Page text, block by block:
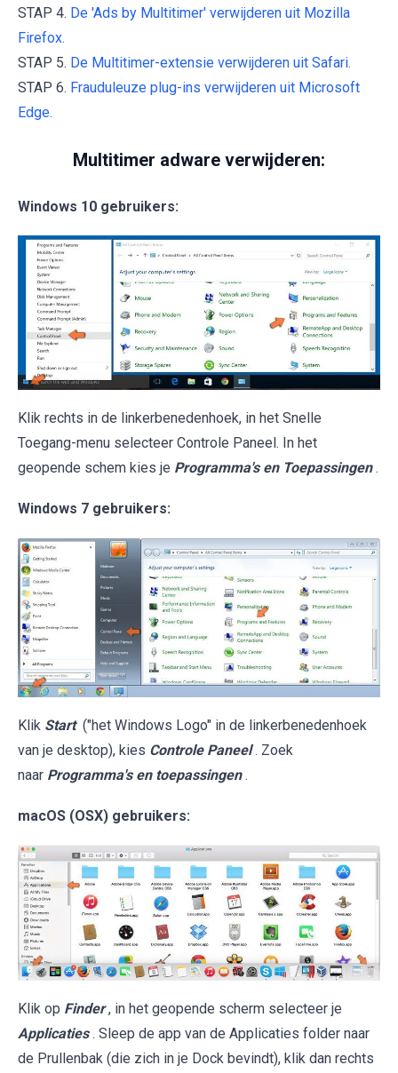
STAP 4. De 'Ads by Multitimer' verwijderen uit Mozilla
Firefox.
STAP 5. De Multitimer-extensie verwijderen uit Safari.
STAP 6. Frauduleuze plug-ins verwijderen uit Microsoft
Edge.
Multitimer adware verwijderen:
Windows 10 gebruikers:
Klik rechts in de linkerbenedenhoek, in het Snelle
Toegang-menu selecteer Controle Paneel. In het
geopende schem kies je Programma's en Toepassingen .
Windows 7 gebruikers:
Klik Start ("het Windows Logo" in de linkerbenedenhoek
van je desktop), kies Controle Paneel . Zoek
naar Programma's en toepassingen .
macOS (OSX) gebruikers:
Klik op Finder , in het geopende scherm selecteer je
Applicaties . Sleep de app van de Applicaties folder naar
de Prullenbak (die zich in je Dock bevindt), klik dan rechts